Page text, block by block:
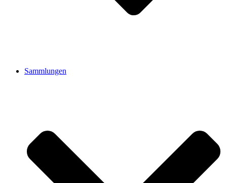
Sammlungen